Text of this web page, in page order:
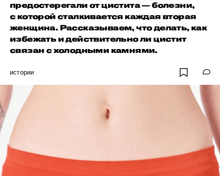
предостерегали от цистита — болезни,
с которой сталкивается каждая вторая
женщина. Рассказываем, что делать, как
избежать и действительно ли цистит
связан с холодными камнями.
истории